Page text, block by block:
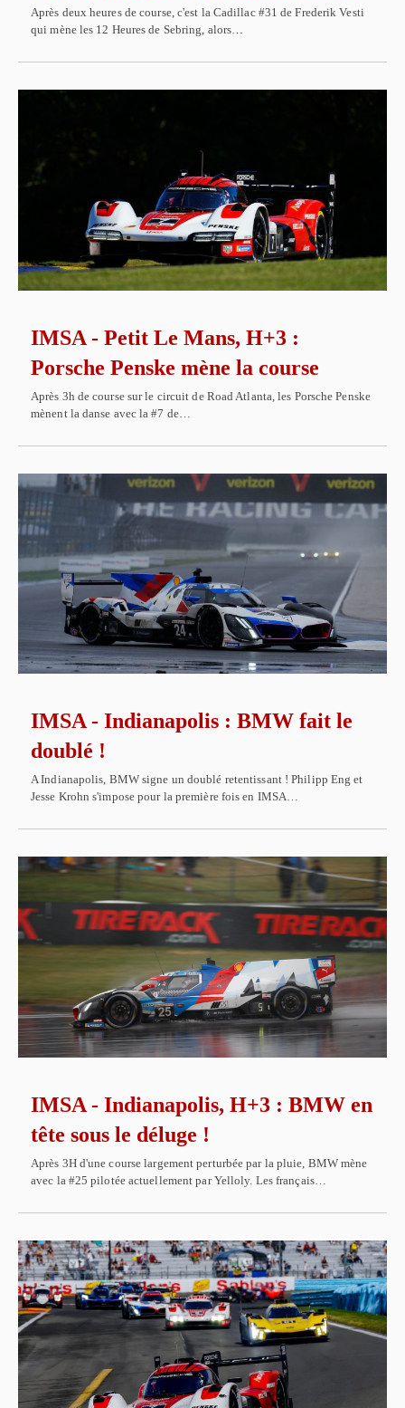
Après deux heures de course, c'est la Cadillac #31 de Frederik Vesti
qui mène les 12 Heures de Sebring, alors…
IMSA - Petit Le Mans, H+3 :
Porsche Penske mène la course
Après 3h de course sur le circuit de Road Atlanta, les Porsche Penske
mènent la danse avec la #7 de…
IMSA - Indianapolis : BMW fait le
doublé !
A Indianapolis, BMW signe un doublé retentissant ! Philipp Eng et
Jesse Krohn s'impose pour la première fois en IMSA…
IMSA - Indianapolis, H+3 : BMW en
tête sous le déluge !
Après 3H d'une course largement perturbée par la pluie, BMW mène
avec la #25 pilotée actuellement par Yelloly. Les français…